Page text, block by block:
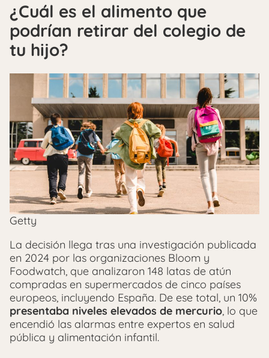
¿Cuál es el alimento que
podrían retirar del colegio de
tu hijo?
Getty
La decisión llega tras una investigación publicada
en 2024 por las organizaciones Bloom y
Foodwatch, que analizaron 148 latas de atún
compradas en supermercados de cinco países
europeos, incluyendo España. De ese total, un 10%
presentaba niveles elevados de mercurio, lo que
encendió las alarmas entre expertos en salud
pública y alimentación infantil.